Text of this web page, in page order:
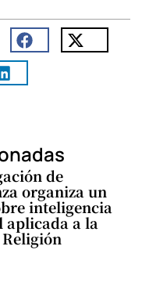
de
organiza un
inteligencia
a la